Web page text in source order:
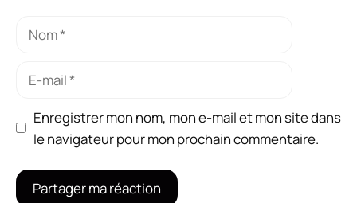
Nom
Enregistrer mon nom, mon e-mail et mon site dans
le navigateur pour mon prochain commentaire.